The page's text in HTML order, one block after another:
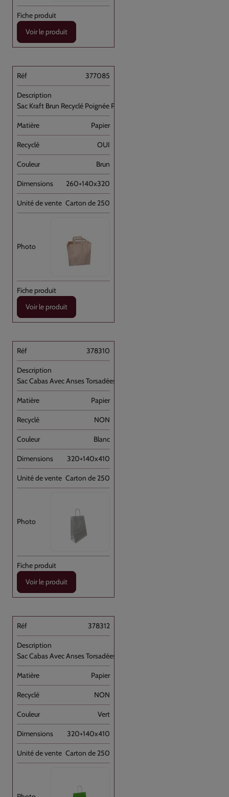
Voir le produit
377085
Sac Kraft Brun Recyclé Poignée Plate [...]
Papier
OUI
Brun
260+140x320
Carton de 250
Voir le produit
378310
Sac Cabas Avec Anses Torsadées Blanc [...]
Papier
NON
Blanc
320+140x410
Carton de 250
Voir le produit
378312
Sac Cabas Avec Anses Torsadées Vert [...]
Papier
NON
Vert
320+140x410
Carton de 250